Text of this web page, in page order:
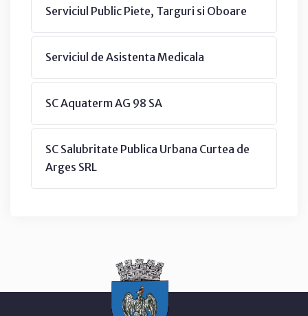
Serviciul Public Piete, Targuri si Oboare
Serviciul de Asistenta Medicala
SC Aquaterm AG 98 SA
SC Salubritate Publica Urbana Curtea de
Arges SRL